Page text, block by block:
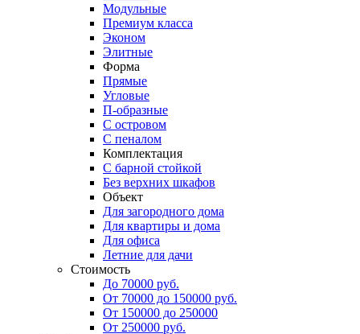
Модульные
Премиум класса
Эконом
Элитные
Форма
Прямые
Угловые
П-образные
С островом
С пеналом
Комплектация
C барной стойкой
Без верхних шкафов
Объект
Для загородного дома
Для квартиры и дома
Для офиса
Летние для дачи
Стоимость
До 70000 руб.
От 70000 до 150000 руб.
От 150000 до 250000
От 250000 руб.